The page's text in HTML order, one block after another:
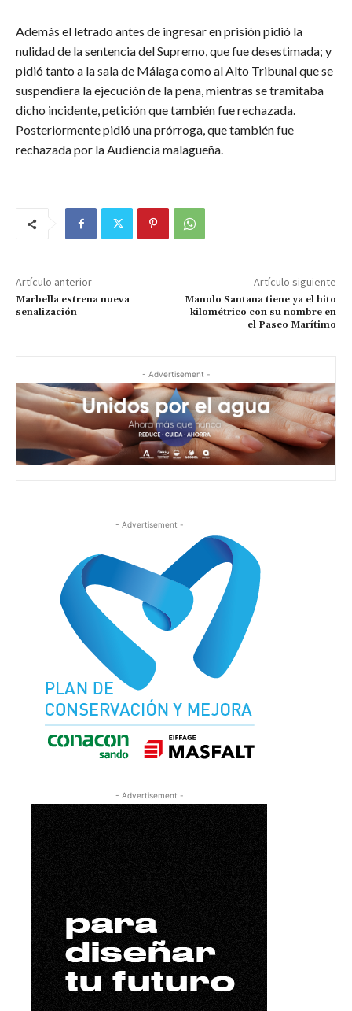
Además el letrado antes de ingresar en prisión pidió la
nulidad de la sentencia del Supremo, que fue desestimada; y
pidió tanto a la sala de Málaga como al Alto Tribunal que se
suspendiera la ejecución de la pena, mientras se tramitaba
dicho incidente, petición que también fue rechazada.
Posteriormente pidió una prórroga, que también fue
rechazada por la Audiencia malagueña.
Artículo anterior
Marbella estrena nueva
señalización
Artículo siguiente
Manolo Santana tiene ya el hito
kilométrico con su nombre en
el Paseo Marítimo
- Advertisement -
- Advertisement -
- Advertisement -